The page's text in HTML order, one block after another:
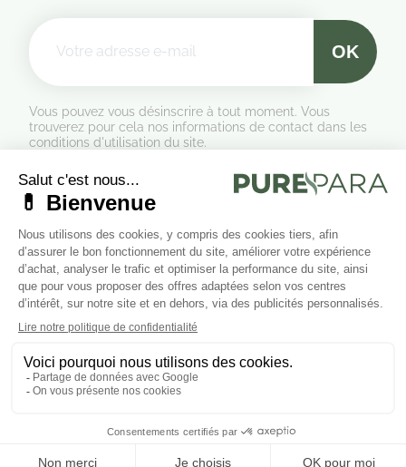
Vous pouvez vous désinscrire à tout moment. Vous
trouverez pour cela nos informations de contact dans les
conditions d'utilisation du site.
Formulaire de rétractation
Marchand approuvé par la Société des Avis Garantis,cliquez ici
pour vérifier
Suivez-nous sur les réseaux sociaux
Cliquez ici pour modifier vos préférences en matière de cookies.
© 2026 LIENS UTILES